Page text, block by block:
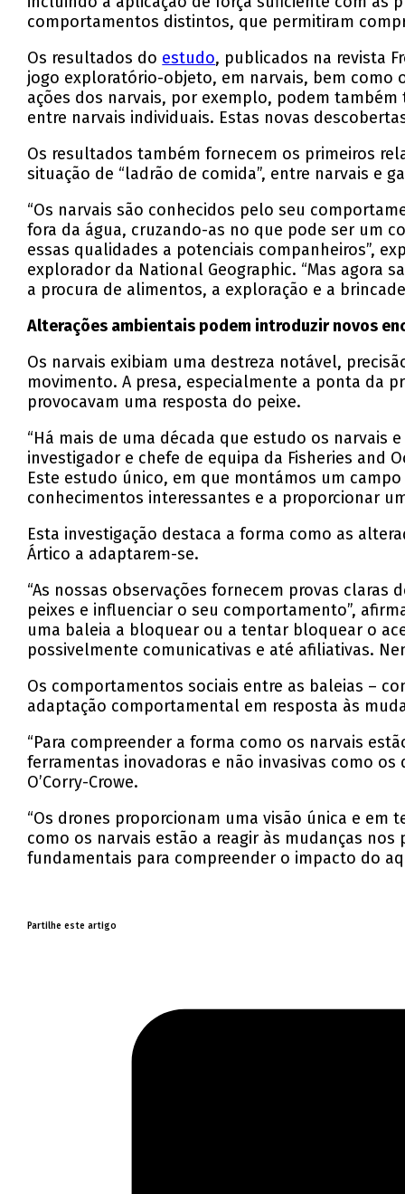
comportamentos distintos, que permitiram
Os resultados do estudo, publicados na revista
jogo exploratório-objeto, em narvais, bem como
ações dos narvais, por exemplo, podem
entre narvais individuais. Estas novas
Os resultados também fornecem os primeiros
situação de “ladrão de comida”, entre narvais e
“Os narvais são conhecidos pelo seu
fora da água, cruzando-as no que pode ser um
essas qualidades a potenciais companheiros”,
explorador da National Geographic. “Mas agora
a procura de alimentos, a exploração e a
Alterações ambientais podem introduzir novos
Os narvais exibiam uma destreza notável,
movimento. A presa, especialmente a ponta da
provocavam uma resposta do peixe.
“Há mais de uma década que estudo os narvais
investigador e chefe de equipa da Fisheries and
Este estudo único, em que montámos um
conhecimentos interessantes e a proporcionar
Esta investigação destaca a forma como as
Ártico a adaptarem-se.
“As nossas observações fornecem provas
peixes e influenciar o seu comportamento”,
uma baleia a bloquear ou a tentar bloquear o
possivelmente comunicativas e até afiliativas.
Os comportamentos sociais entre as baleias –
adaptação comportamental em resposta às
“Para compreender a forma como os narvais
ferramentas inovadoras e não invasivas como
O’Corry-Crowe.
“Os drones proporcionam uma visão única e
como os narvais estão a reagir às mudanças
fundamentais para compreender o impacto do
Partilhe este artigo